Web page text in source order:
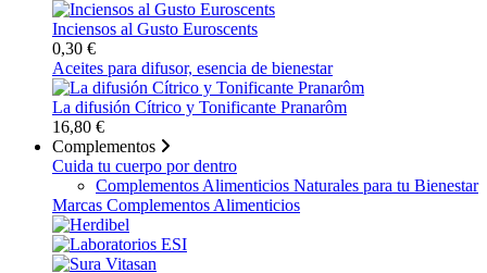
Inciensos al Gusto Euroscents
0,30 €
Aceites para difusor, esencia de bienestar
La difusión Cítrico y Tonificante Pranarôm
16,80 €
Complementos
Cuida tu cuerpo por dentro
Complementos Alimenticios Naturales para tu Bienestar
Marcas Complementos Alimenticios